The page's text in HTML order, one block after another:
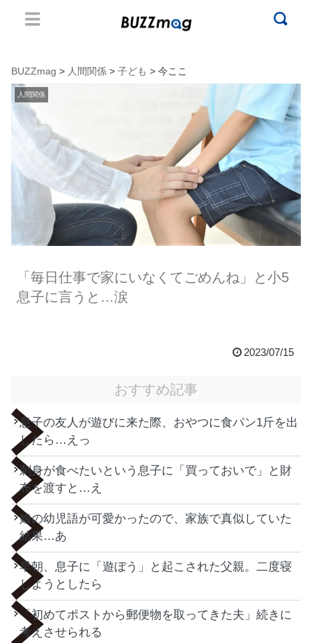
BUZZmag > 人間関係 > 子ども > 今ここ
人間関係
「毎日仕事で家にいなくてごめんね」と小5
息子に言うと…涙
2023/07/15
おすすめ記事
息子の友人が遊びに来た際、おやつに食パン1斤を出
したら…えっ
刺身が食べたいという息子に「買っておいで」と財
布を渡すと…え
娘の幼児語が可愛かったので、家族で真似していた
結果…あ
早朝、息子に「遊ぼう」と起こされた父親。二度寝
しようとしたら
「初めてポストから郵便物を取ってきた夫」続きに
考えさせられる